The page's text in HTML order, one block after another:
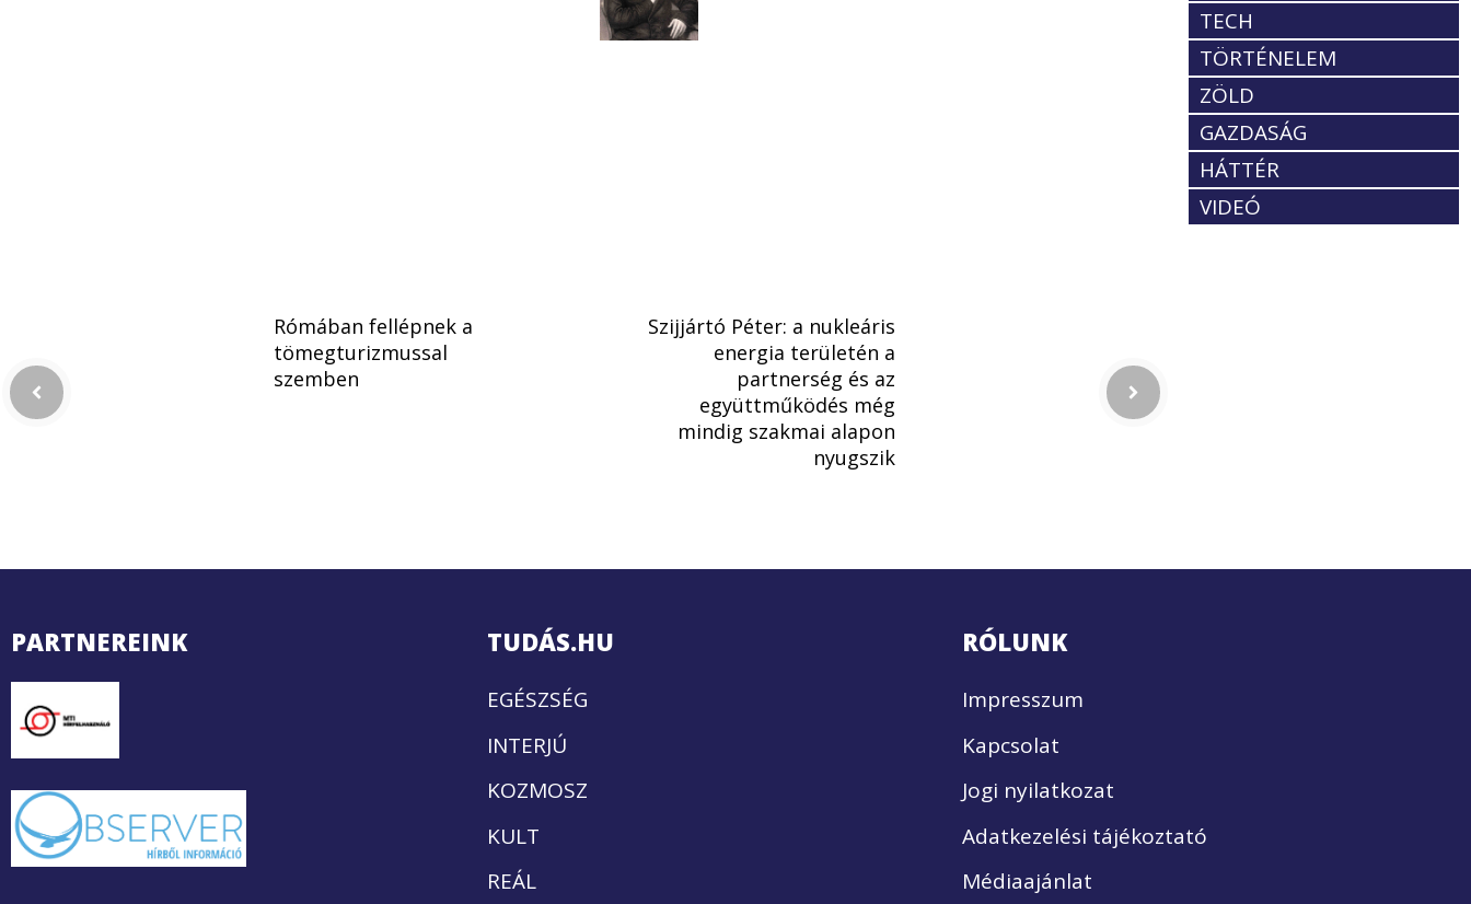
TECH
TÖRTÉNELEM
ZÖLD
GAZDASÁG
HÁTTÉR
VIDEÓ
Rómában fellépnek a
tömegturizmussal
szemben
Szijjártó Péter: a nukleáris
energia területén a
partnerség és az
együttműködés még
mindig szakmai alapon
nyugszik
PARTNEREINK TUDÁS.HU
EGÉSZSÉG
INTERJÚ
KOZMOSZ
KULT
REÁL
RÓLUNK
Impresszum
Kapcsolat
Jogi nyilatkozat
Adatkezelési tájékoztató
Médiaajánlat